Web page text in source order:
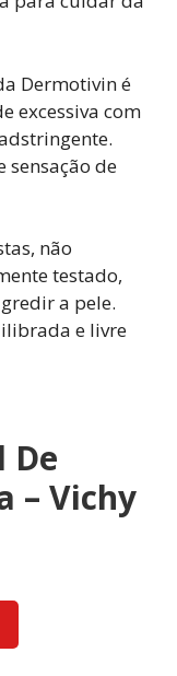
Dermotivin é
excessiva com
sensação de
não
testado,
a pele.
e livre
De
– Vichy